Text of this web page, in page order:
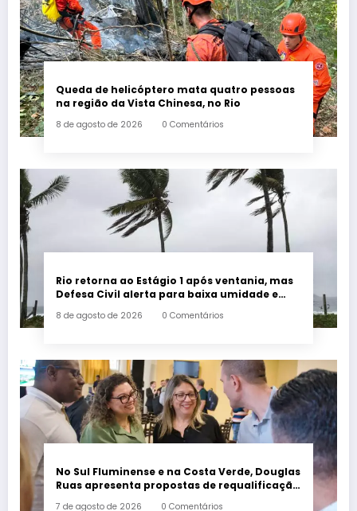
Queda de helicóptero mata quatro pessoas
na região da Vista Chinesa, no Rio
8 de agosto de 2026 0 Comentários
Rio retorna ao Estágio 1 após ventania, mas
Defesa Civil alerta para baixa umidade e
8 de agosto de 2026 0 Comentários
No Sul Fluminense e na Costa Verde, Douglas
Ruas apresenta propostas de requalificação
7 de agosto de 2026 0 Comentários